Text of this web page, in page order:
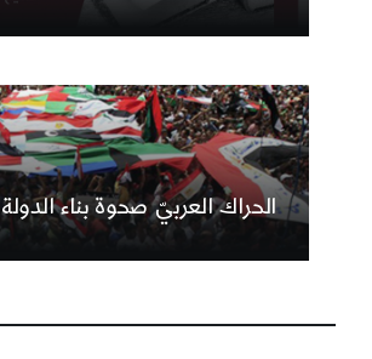
الحراك العربيّ صحوة بناء الدولة